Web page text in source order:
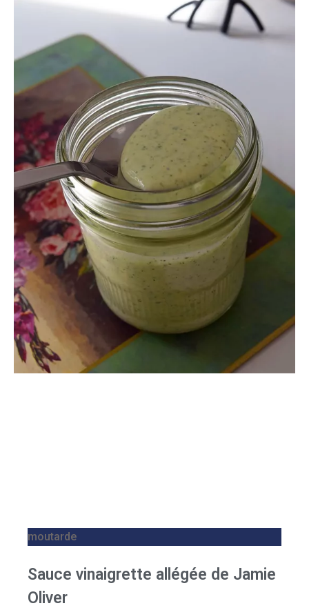
moutarde
Sauce vinaigrette allégée de Jamie
Oliver